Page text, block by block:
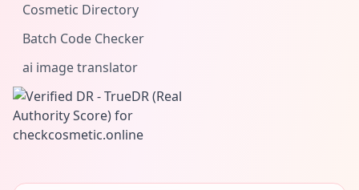
Cosmetic Directory
Batch Code Checker
ai image translator